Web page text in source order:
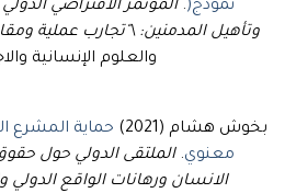
نموذج(.المؤتمر الافتراضي
وتأهيل المدمنين: \"تجارب عملية
والعلوم الإنسانية
بخوش هشام (2021)
حماية المشرع
معنوي.الملتقى الدولي حول
الانسان ورهانات الواقع الدولي